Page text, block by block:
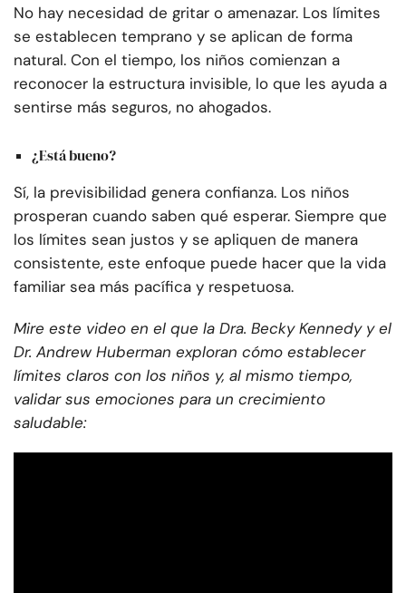
No hay necesidad de gritar o amenazar. Los límites
se establecen temprano y se aplican de forma
natural. Con el tiempo, los niños comienzan a
reconocer la estructura invisible, lo que les ayuda a
sentirse más seguros, no ahogados.
¿Está bueno?
Sí, la previsibilidad genera confianza. Los niños
prosperan cuando saben qué esperar. Siempre que
los límites sean justos y se apliquen de manera
consistente, este enfoque puede hacer que la vida
familiar sea más pacífica y respetuosa.
Mire este video en el que la Dra. Becky Kennedy y el
Dr. Andrew Huberman exploran cómo establecer
límites claros con los niños y, al mismo tiempo,
validar sus emociones para un crecimiento
saludable: